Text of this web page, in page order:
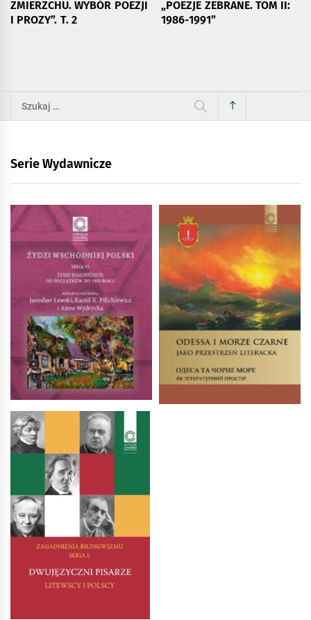
ZMIERZCHU. WYBÓR POEZJI
I PROZY”. T. 2
„POEZJE ZEBRANE. TOM II:
1986-1991”
Szukaj:
Serie Wydawnicze